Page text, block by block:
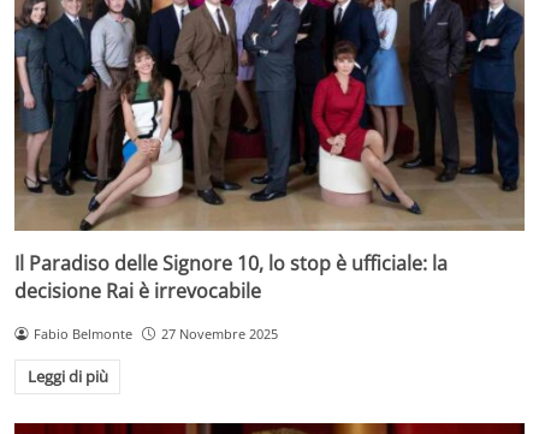
Il Paradiso delle Signore 10, lo stop è ufficiale: la
decisione Rai è irrevocabile
Fabio Belmonte 27 Novembre 2025
Leggi di più